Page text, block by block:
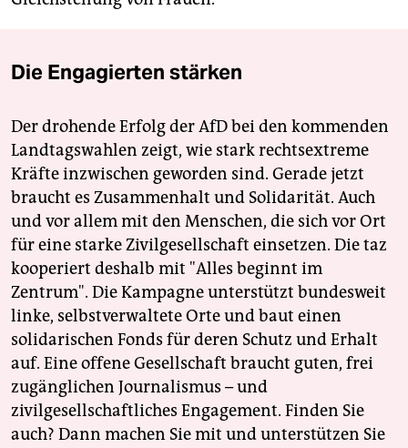
Die Engagierten stärken
Der drohende Erfolg der AfD bei den kommenden
Landtagswahlen zeigt, wie stark rechtsextreme
Kräfte inzwischen geworden sind. Gerade jetzt
braucht es Zusammenhalt und Solidarität. Auch
und vor allem mit den Menschen, die sich vor Ort
für eine starke Zivilgesellschaft einsetzen. Die taz
kooperiert deshalb mit "Alles beginnt im
Zentrum". Die Kampagne unterstützt bundesweit
linke, selbstverwaltete Orte und baut einen
solidarischen Fonds für deren Schutz und Erhalt
auf. Eine offene Gesellschaft braucht guten, frei
zugänglichen Journalismus – und
zivilgesellschaftliches Engagement. Finden Sie
auch? Dann machen Sie mit und unterstützen Sie